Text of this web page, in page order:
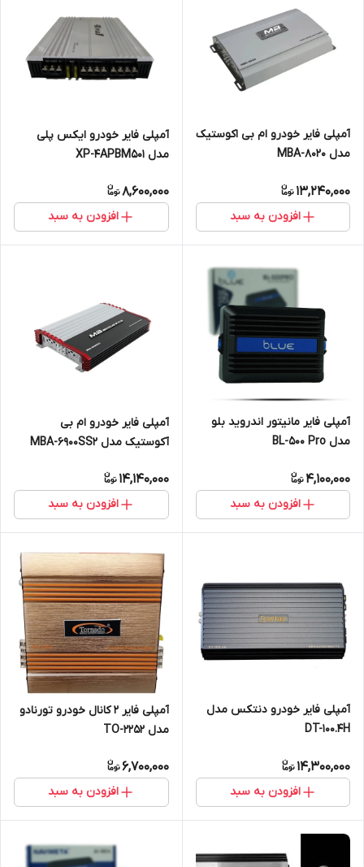
آمپلی فایر خودرو ام بی اکوستیک
مدل MBA-8020
13,240,000
افزودن به سبد
آمپلی فایر خودرو ایکس پلی
مدل XP-4APBM501
8,600,000
افزودن به سبد
آمپلی فایر مانیتور اندروید بلو
مدل BL-500 Pro
4,100,000
افزودن به سبد
آمپلی فایر خودرو ام بی
آکوستیک مدل MBA-6900SS2
14,140,000
افزودن به سبد
آمپلی فایر خودرو دنتکس مدل
DT-100.4H
14,300,000
افزودن به سبد
آمپلی فایر 2 کانال خودرو تورنادو
مدل TO-2252
6,700,000
افزودن به سبد